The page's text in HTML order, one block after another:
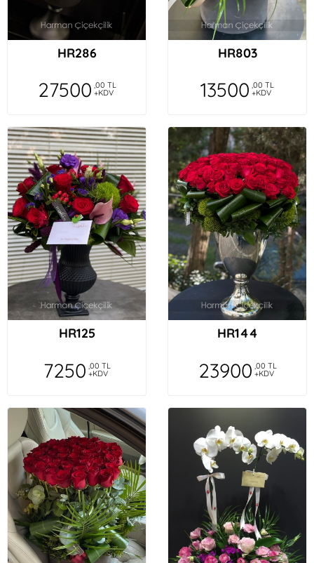
HR286
27500 ,00 TL
+KDV
HR803
13500 ,00 TL
+KDV
HR125
7250 ,00 TL
+KDV
HR144
23900 ,00 TL
+KDV